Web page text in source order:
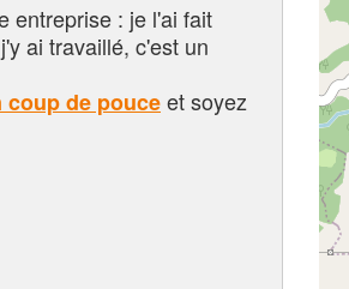
entreprise : je l'ai fait
ai travaillé, c'est un
de pouceet soyez